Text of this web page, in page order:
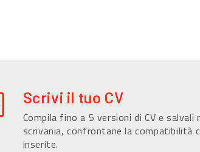
Scrivi il tuo CV
Compila fino a 5 versioni di CV e salvali
scrivania, confrontane la compatibilità
inserite.